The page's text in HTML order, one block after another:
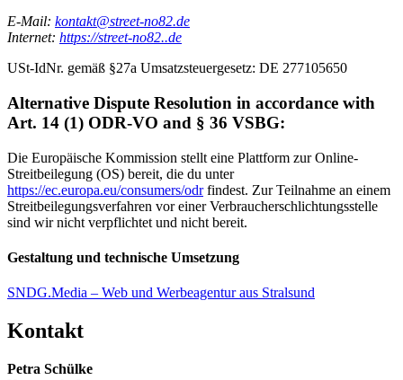
E-Mail: kontakt@street-no82.de
Internet: https://street-no82..de
USt-IdNr. gemäß §27a Umsatzsteuergesetz: DE 277105650
Alternative Dispute Resolution in accordance with
Art. 14 (1) ODR-VO and § 36 VSBG:
Die Europäische Kommission stellt eine Plattform zur Online-
Streitbeilegung (OS) bereit, die du unter
https://ec.europa.eu/consumers/odrfindest. Zur Teilnahme an einem
Streitbeilegungsverfahren vor einer Verbraucherschlichtungsstelle
sind wir nicht verpflichtet und nicht bereit.
Gestaltung und technische Umsetzung
SNDG.Media – Web und Werbeagentur aus Stralsund
Kontakt
Petra Schülke